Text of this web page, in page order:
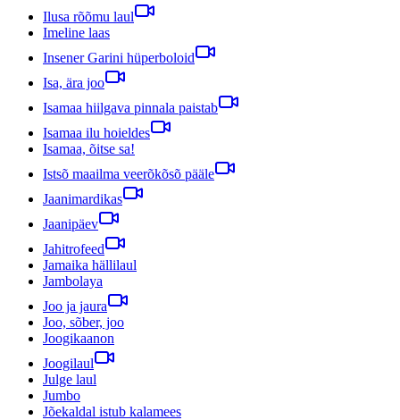
Ilusa rõõmu laul
Imeline laas
Insener Garini hüperboloid
Isa, ära joo
Isamaa hiilgava pinnala paistab
Isamaa ilu hoieldes
Isamaa, õitse sa!
Istsõ maailma veerõkõsõ pääle
Jaanimardikas
Jaanipäev
Jahitrofeed
Jamaika hällilaul
Jambolaya
Joo ja jaura
Joo, sõber, joo
Joogikaanon
Joogilaul
Julge laul
Jumbo
Jõekaldal istub kalamees